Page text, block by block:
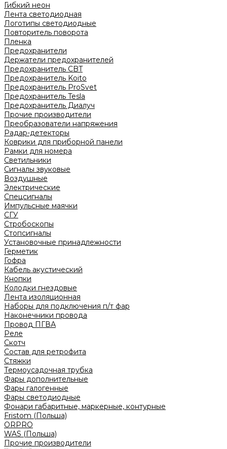
Гибкий неон
Лента светодиодная
Логотипы светодиодные
Повторитель поворота
Пленка
Предохранители
Держатели предохранителей
Предохранитель CBT
Предохранитель Koito
Предохранитель ProSvet
Предохранитель Tesla
Предохранитель Диалуч
Прочие производители
Преобразователи напряжения
Радар-детекторы
Коврики для приборной панели
Рамки для номера
Светильники
Сигналы звуковые
Воздушные
Электрические
Спецсигналы
Импульсные маячки
СГУ
Стробоскопы
Стопсигналы
Установочные принадлежности
Герметик
Гофра
Кабель акустический
Кнопки
Колодки гнездовые
Лента изоляционная
Наборы для подключения п/т фар
Наконечники провода
Провод ПГВА
Реле
Скотч
Состав для ретрофита
Стяжки
Термоусадочная трубка
Фары дополнительные
Фары галогенные
Фары светодиодные
Фонари габаритные, маркерные, контурные
Fristom (Польша)
ORPRO
WAS (Польша)
Прочие производители